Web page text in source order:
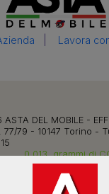
Lavora
DEL MOBILE -
79 - 10147 Torino -
0.013 grammi di